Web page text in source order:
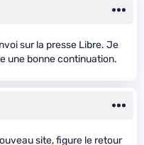
sur la presse Libre. Je
une bonne continuation.
site, figure le retour